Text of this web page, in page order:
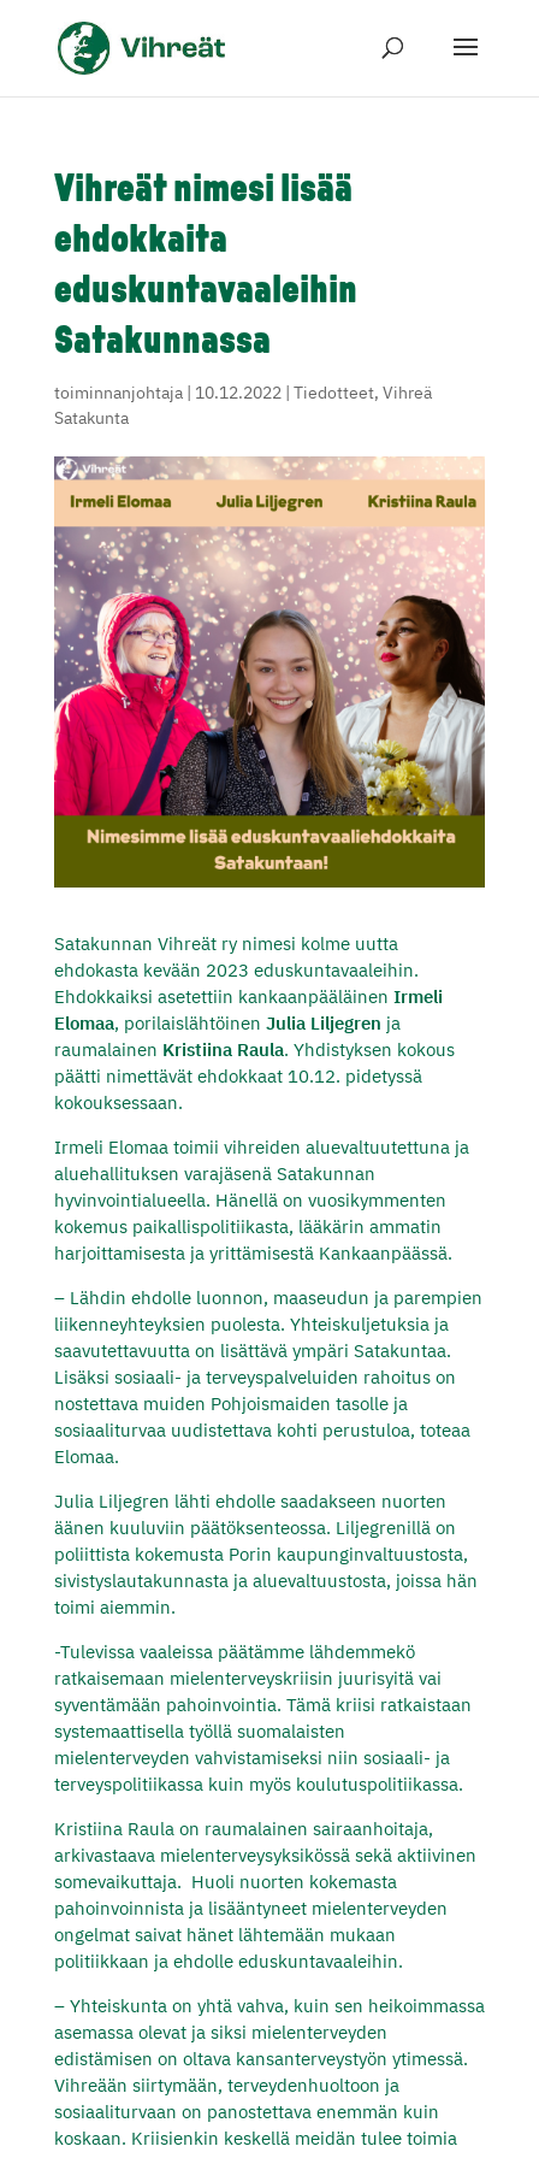
Vihreät nimesi lisää
ehdokkaita
eduskuntavaaleihin
Satakunnassa
toiminnanjohtaja| 10.12.2022| Tiedotteet, Vihreä
Satakunta
Satakunnan Vihreät ry nimesi kolme uutta
ehdokasta kevään 2023 eduskuntavaaleihin.
Ehdokkaiksi asetettiin kankaanpääläinen Irmeli
Elomaa, porilaislähtöinen Julia Liljegren ja
raumalainen Kristiina Raula. Yhdistyksen kokous
päätti nimettävät ehdokkaat 10.12. pidetyssä
kokouksessaan.
Irmeli Elomaa toimii vihreiden aluevaltuutettuna ja
aluehallituksen varajäsenä Satakunnan
hyvinvointialueella. Hänellä on vuosikymmenten
kokemus paikallispolitiikasta, lääkärin ammatin
harjoittamisesta ja yrittämisestä Kankaanpäässä.
– Lähdin ehdolle luonnon, maaseudun ja parempien
liikenneyhteyksien puolesta. Yhteiskuljetuksia ja
saavutettavuutta on lisättävä ympäri Satakuntaa.
Lisäksi sosiaali- ja terveyspalveluiden rahoitus on
nostettava muiden Pohjoismaiden tasolle ja
sosiaaliturvaa uudistettava kohti perustuloa, toteaa
Elomaa.
Julia Liljegren lähti ehdolle saadakseen nuorten
äänen kuuluviin päätöksenteossa. Liljegrenillä on
poliittista kokemusta Porin kaupunginvaltuustosta,
sivistyslautakunnasta ja aluevaltuustosta, joissa hän
toimi aiemmin.
-Tulevissa vaaleissa päätämme lähdemmekö
ratkaisemaan mielenterveyskriisin juurisyitä vai
syventämään pahoinvointia. Tämä kriisi ratkaistaan
systemaattisella työllä suomalaisten
mielenterveyden vahvistamiseksi niin sosiaali- ja
terveyspolitiikassa kuin myös koulutuspolitiikassa.
Kristiina Raula on raumalainen sairaanhoitaja,
arkivastaava mielenterveysyksikössä sekä aktiivinen
somevaikuttaja. Huoli nuorten kokemasta
pahoinvoinnista ja lisääntyneet mielenterveyden
ongelmat saivat hänet lähtemään mukaan
politiikkaan ja ehdolle eduskuntavaaleihin.
– Yhteiskunta on yhtä vahva, kuin sen heikoimmassa
asemassa olevat ja siksi mielenterveyden
edistämisen on oltava kansanterveystyön ytimessä.
Vihreään siirtymään, terveydenhuoltoon ja
sosiaaliturvaan on panostettava enemmän kuin
koskaan. Kriisienkin keskellä meidän tulee toimia